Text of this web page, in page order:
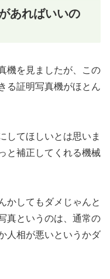
あればいいの
機を見ましたが、この
る証明写真機がほとん
してほしいとは思いま
と補正してくれる機械
かしてもダメじゃんと
真というのは、通常の
人相が悪いというかダ